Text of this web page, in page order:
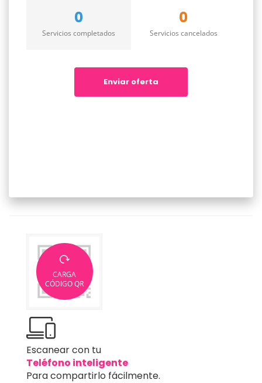
0
Servicios completados
0
Servicios cancelados
Enviar oferta
CARGA
CÓDIGO QR
Escanear con tu
Teléfono inteligente
Para compartirlo fácilmente.